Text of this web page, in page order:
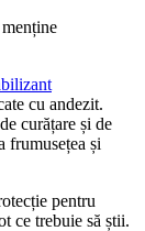
cu andezit.
curățare și de
frumusețea și
pentru
ce trebuie să știi.